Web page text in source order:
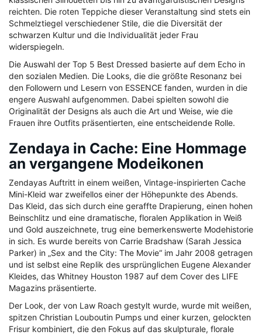
reichten. Die roten Teppiche dieser Veranstaltung sind stets ein
Schmelztiegel verschiedener Stile, die die Diversität der
schwarzen Kultur und die Individualität jeder Frau
widerspiegeln.
Die Auswahl der Top 5 Best Dressed basierte auf dem Echo in
den sozialen Medien. Die Looks, die die größte Resonanz bei
den Followern und Lesern von ESSENCE fanden, wurden in die
engere Auswahl aufgenommen. Dabei spielten sowohl die
Originalität der Designs als auch die Art und Weise, wie die
Frauen ihre Outfits präsentierten, eine entscheidende Rolle.
Zendaya in Cache: Eine Hommage
an vergangene Modeikonen
Zendayas Auftritt in einem weißen, Vintage-inspirierten Cache
Mini-Kleid war zweifellos einer der Höhepunkte des Abends.
Das Kleid, das sich durch eine geraffte Drapierung, einen hohen
Beinschlitz und eine dramatische, floralen Applikation in Weiß
und Gold auszeichnete, trug eine bemerkenswerte Modehistorie
in sich. Es wurde bereits von Carrie Bradshaw (Sarah Jessica
Parker) in „Sex and the City: The Movie“ im Jahr 2008 getragen
und ist selbst eine Replik des ursprünglichen Eugene Alexander
Kleides, das Whitney Houston 1987 auf dem Cover des LIFE
Magazins präsentierte.
Der Look, der von Law Roach gestylt wurde, wurde mit weißen,
spitzen Christian Louboutin Pumps und einer kurzen, gelockten
Frisur kombiniert, die den Fokus auf das skulpturale, florale